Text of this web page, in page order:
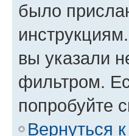
было
вы указали
фильтром.
попробуйте
Вернуться